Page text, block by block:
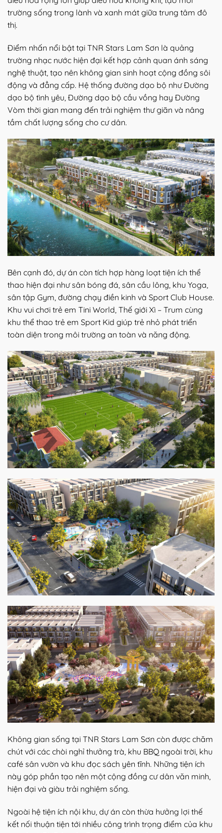
trường sống trong lành và xanh mát giữa trung tâm đô
thị.
Điểm nhấn nổi bật tại TNR Stars Lam Sơn là quảng
trường nhạc nước hiện đại kết hợp cảnh quan ánh sáng
nghệ thuật, tạo nên không gian sinh hoạt cộng đồng sôi
động và đẳng cấp. Hệ thống đường dạo bộ như Đường
dạo bộ tình yêu, Đường dạo bộ cầu vồng hay Đường
Vòm thời gian mang đến trải nghiệm thư giãn và nâng
tầm chất lượng sống cho cư dân.
Bên cạnh đó, dự án còn tích hợp hàng loạt tiện ích thể
thao hiện đại như sân bóng đá, sân cầu lông, khu Yoga,
sân tập Gym, đường chạy điền kinh và Sport Club House.
Khu vui chơi trẻ em Tini World, Thế giới Xì – Trum cùng
khu thể thao trẻ em Sport Kid giúp trẻ nhỏ phát triển
toàn diện trong môi trường an toàn và năng động.
Không gian sống tại TNR Stars Lam Sơn còn được chăm
chút với các chòi nghỉ thưởng trà, khu BBQ ngoài trời, khu
café sân vườn và khu đọc sách yên tĩnh. Những tiện ích
này góp phần tạo nên một cộng đồng cư dân văn minh,
hiện đại và giàu trải nghiệm sống.
Ngoài hệ tiện ích nội khu, dự án còn thừa hưởng lợi thế
kết nối thuận tiện tới nhiều công trình trọng điểm của khu